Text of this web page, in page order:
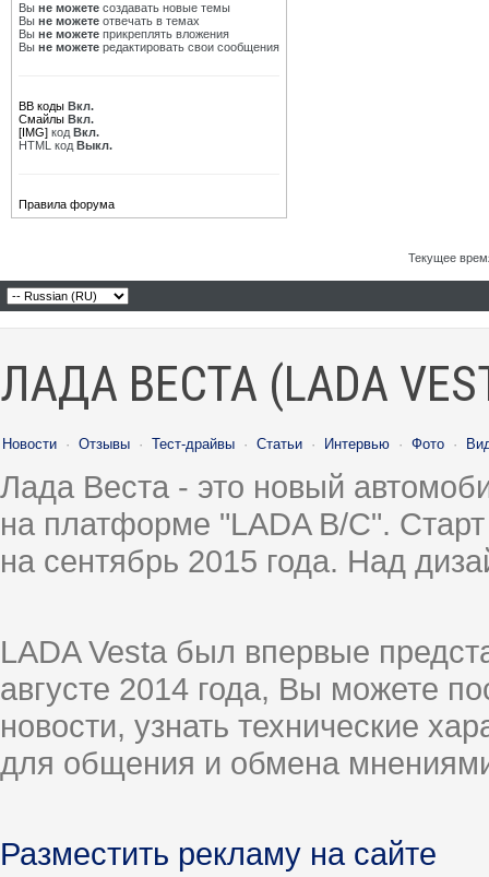
Вы не можете создавать новые темы
Вы не можете отвечать в темах
Вы не можете прикреплять вложения
Вы не можете редактировать свои сообщения
BB коды Вкл.
Смайлы Вкл.
[IMG] код Вкл.
HTML код Выкл.
Правила форума
Текущее
ЛАДА ВЕСТА (LADA
Новости · Отзывы · Тест-драйвы · Статьи · Интервью · Фото ·
Лада Веста - это новый
на платформе "LADA B/C".
на сентябрь 2015 года. Над
LADA Vesta был впервые
августе 2014 года, Вы можете
новости, узнать технические
для общения и обмена
Разместить рекламу на сайте